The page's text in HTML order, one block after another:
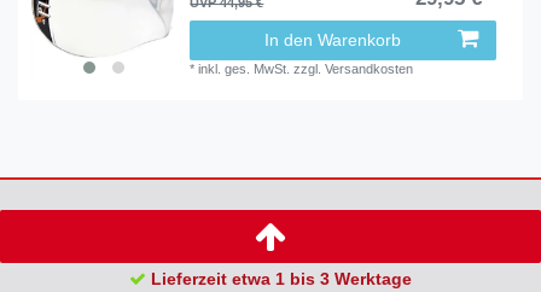
In den Warenkorb
*inkl. ges. MwSt. zzgl.Versandkosten
Lieferzeit etwa 1 bis 3 Werktage